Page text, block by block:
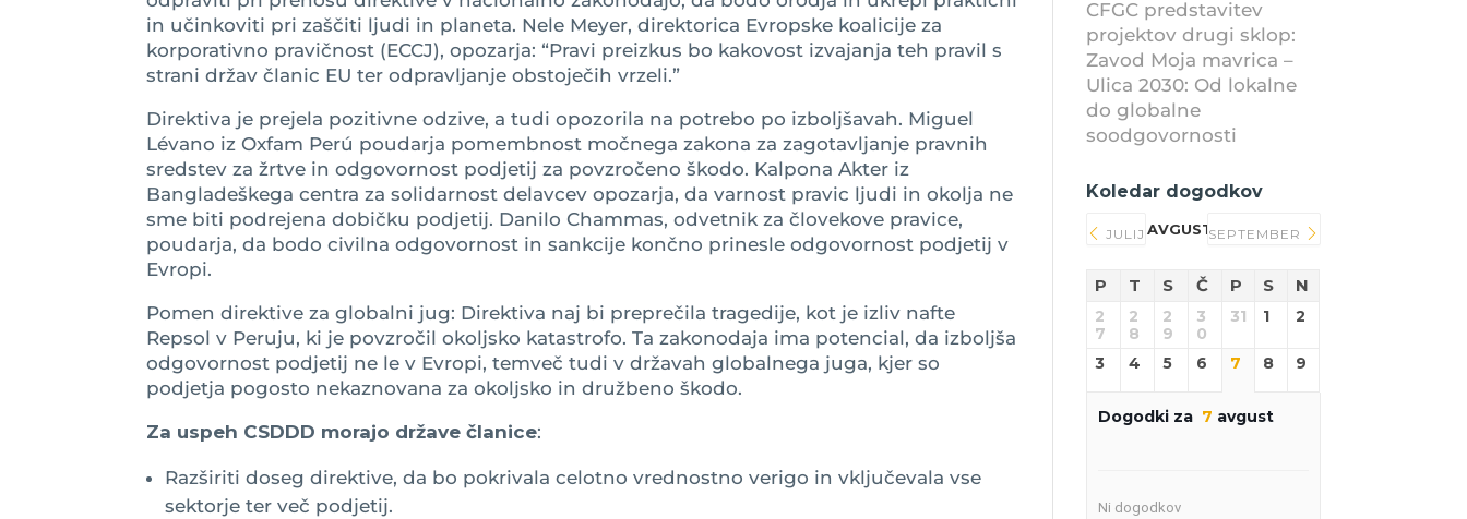
in učinkoviti pri zaščiti ljudi in planeta. Nele Meyer, direktorica Evropske koalicije za
korporativno pravičnost (ECCJ), opozarja: “Pravi preizkus bo kakovost izvajanja teh pravil s
strani držav članic EU ter odpravljanje obstoječih vrzeli.”
Direktiva je prejela pozitivne odzive, a tudi opozorila na potrebo po izboljšavah. Miguel
Lévano iz Oxfam Perú poudarja pomembnost močnega zakona za zagotavljanje pravnih
sredstev za žrtve in odgovornost podjetij za povzročeno škodo. Kalpona Akter iz
Bangladeškega centra za solidarnost delavcev opozarja, da varnost pravic ljudi in okolja ne
sme biti podrejena dobičku podjetij. Danilo Chammas, odvetnik za človekove pravice,
poudarja, da bodo civilna odgovornost in sankcije končno prinesle odgovornost podjetij v
Evropi.
Pomen direktive za globalni jug: Direktiva naj bi preprečila tragedije, kot je izliv nafte
Repsol v Peruju, ki je povzročil okoljsko katastrofo. Ta zakonodaja ima potencial, da izboljša
odgovornost podjetij ne le v Evropi, temveč tudi v državah globalnega juga, kjer so
podjetja pogosto nekaznovana za okoljsko in družbeno škodo.
Za uspeh CSDDD morajo države članice:
Razširiti doseg direktive, da bo pokrivala celotno vrednostno verigo in vključevala vse
sektorje ter več podjetij.
CFGC predstavitev
projektov drugi sklop:
Zavod Moja mavrica –
Ulica 2030: Od lokalne
do globalne
soodgovornosti
Koledar dogodkov
JULIJ AVGUST 2026
SEPTEMBER
P T S Č P S N
2
7
2
8
2
9
3
0
31 1 2
3 4 5 6 7 8 9
Dogodki za 7 avgust
Ni dogodkov